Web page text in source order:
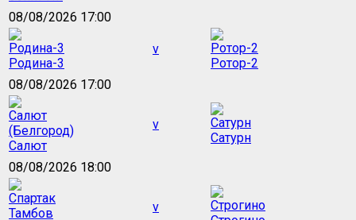
08/08/2026 17:00
Родина-3
v
Ротор-2
08/08/2026 17:00
Салют
v
Сатурн
08/08/2026 18:00
v